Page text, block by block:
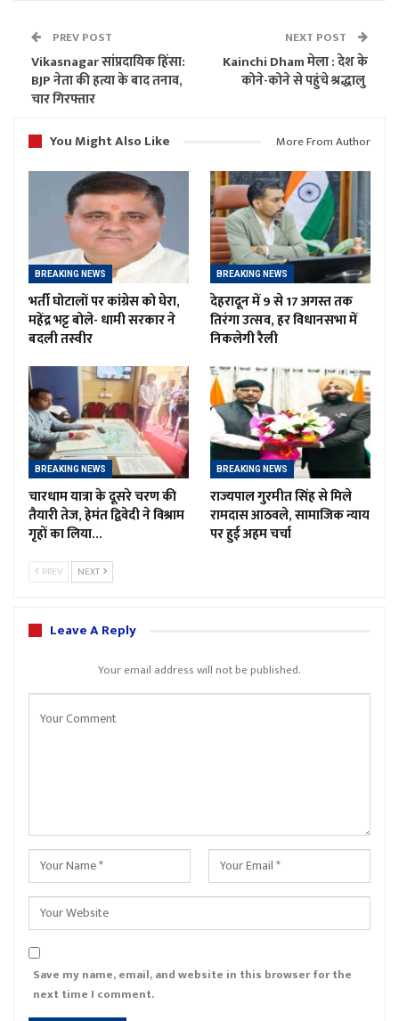
PREV POST
Vikasnagar सांप्रदायिक हिंसा:
BJP नेता की हत्या के बाद तनाव,
चार गिरफ्तार
NEXT POST
Kainchi Dham मेला : देश के
कोने-कोने से पहुंचे श्रद्धालु
You Might Also Like More From Author
BREAKING NEWS
भर्ती घोटालों पर कांग्रेस को घेरा,
महेंद्र भट्ट बोले- धामी सरकार ने
बदली तस्वीर
BREAKING NEWS
देहरादून में 9 से 17 अगस्त तक
तिरंगा उत्सव, हर विधानसभा में
निकलेगी रैली
BREAKING NEWS
चारधाम यात्रा के दूसरे चरण की
तैयारी तेज, हेमंत द्विवेदी ने विश्राम
गृहों का लिया…
BREAKING NEWS
राज्यपाल गुरमीत सिंह से मिले
रामदास आठवले, सामाजिक न्याय
पर हुई अहम चर्चा
PREV NEXT
Leave A Reply
Your email address will not be published.
Save my name, email, and website in this browser for the
next time I comment.